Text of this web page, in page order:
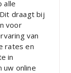
alle
draagt bij
voor
van
rates en
in
online